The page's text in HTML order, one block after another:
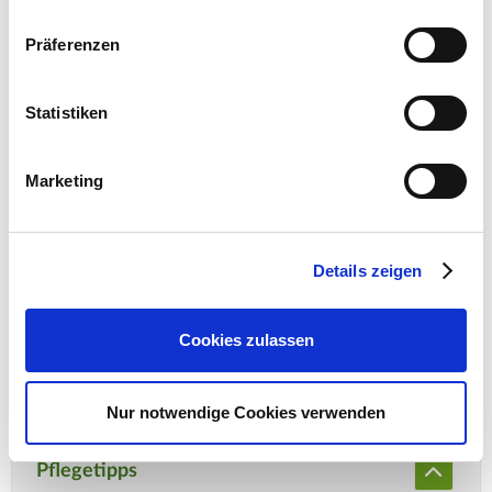
Präferenzen
Statistiken
Marketing
Details zeigen
Cookies zulassen
Nur notwendige Cookies verwenden
Ahrens+Sieberz GmbH &
Pflegetipps